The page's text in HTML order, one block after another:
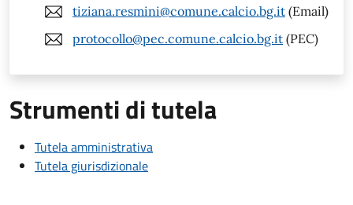
tiziana.resmini@comune.calcio.bg.it (Email)
protocollo@pec.comune.calcio.bg.it (PEC)
Strumenti di tutela
Tutela amministrativa
Tutela giurisdizionale